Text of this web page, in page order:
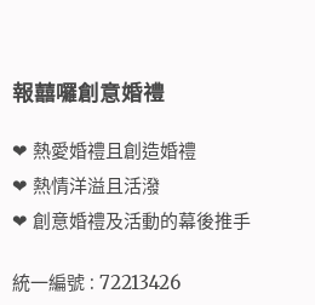
報囍囉創意婚禮
❤ 熱愛婚禮且創造婚禮
❤ 熱情洋溢且活潑
❤ 創意婚禮及活動的幕後推手
統一編號 : 72213426